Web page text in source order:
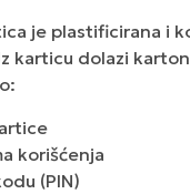
je plastificirana i
karticu dolazi
korišćenja
(PIN)